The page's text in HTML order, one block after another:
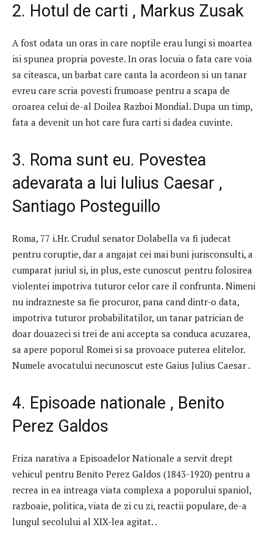
2. Hotul de carti , Markus Zusak
A fost odata un oras in care noptile erau lungi si moartea
isi spunea propria poveste. In oras locuia o fata care voia
sa citeasca, un barbat care canta la acordeon si un tanar
evreu care scria povesti frumoase pentru a scapa de
oroarea celui de-al Doilea Razboi Mondial. Dupa un timp,
fata a devenit un hot care fura carti si dadea cuvinte.
3. Roma sunt eu. Povestea
adevarata a lui Iulius Caesar ,
Santiago Posteguillo
Roma, 77 i.Hr. Crudul senator Dolabella va fi judecat
pentru coruptie, dar a angajat cei mai buni jurisconsulti, a
cumparat juriul si, in plus, este cunoscut pentru folosirea
violentei impotriva tuturor celor care il confrunta. Nimeni
nu indrazneste sa fie procuror, pana cand dintr-o data,
impotriva tuturor probabilitatilor, un tanar patrician de
doar douazeci si trei de ani accepta sa conduca acuzarea,
sa apere poporul Romei si sa provoace puterea elitelor.
Numele avocatului necunoscut este Gaius Julius Caesar .
4. Episoade nationale , Benito
Perez Galdos
Friza narativa a Episoadelor Nationale a servit drept
vehicul pentru Benito Perez Galdos (1843-1920) pentru a
recrea in ea intreaga viata complexa a poporului spaniol,
razboaie, politica, viata de zi cu zi, reactii populare, de-a
lungul secolului al XIX-lea agitat. .